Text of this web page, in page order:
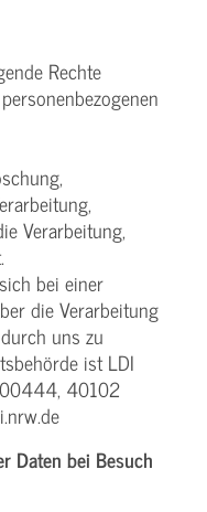
Rechte
Verarbeitung,
bei einer
die Verarbeitung
uns zu
ist LDI
40102
Daten bei Besuch